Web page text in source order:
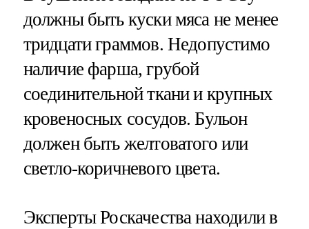
должны быть куски мяса не менее
тридцати граммов. Недопустимо
наличие фарша, грубой
соединительной ткани и крупных
кровеносных сосудов. Бульон
должен быть желтоватого или
светло-коричневого цвета.
Эксперты Роскачества находили в